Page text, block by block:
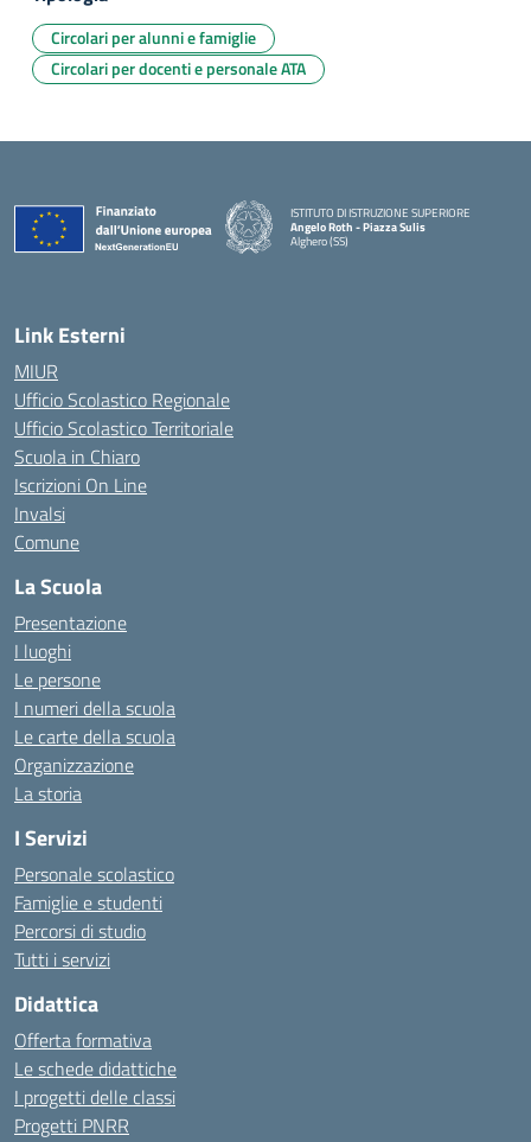
Circolari per alunni e famiglie
Circolari per docenti e personale ATA
ISTITUTO DI ISTRUZIONE SUPERIORE
Angelo Roth - Piazza Sulis
Alghero (SS)
— Visita la pagina iniziale della scuola
Link Esterni
MIUR
Ufficio Scolastico Regionale
Ufficio Scolastico Territoriale
Scuola in Chiaro
Iscrizioni On Line
Invalsi
Comune
La Scuola
Presentazione
I luoghi
Le persone
I numeri della scuola
Le carte della scuola
Organizzazione
La storia
I Servizi
Personale scolastico
Famiglie e studenti
Percorsi di studio
Tutti i servizi
Didattica
Offerta formativa
Le schede didattiche
I progetti delle classi
Progetti PNRR